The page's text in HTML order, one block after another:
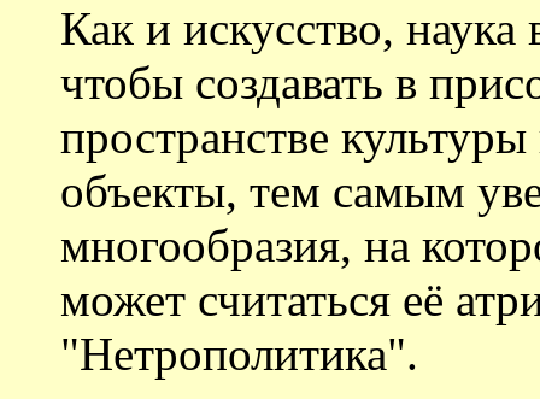
Как и искусство,
чтобы создавать в
пространстве
объекты, тем самым
многообразия, на
может считаться её
"Нетрополитика".